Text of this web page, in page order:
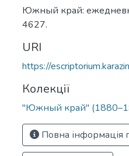
Южный край:
4627.
URI
https://
Колекції
"Южный край"
Повна інформація